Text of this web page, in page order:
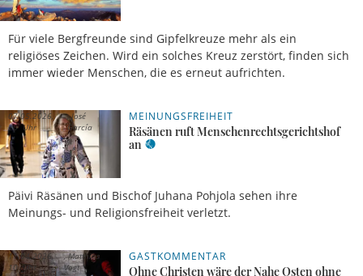
Für viele Bergfreunde sind Gipfelkreuze mehr als ein
religiöses Zeichen. Wird ein solches Kreuz zerstört, finden sich
immer wieder Menschen, die es erneut aufrichten.
MEINUNGSFREIHEIT
Räsänen ruft Menschenrechtsgerichtshof
an
Päivi Räsänen und Bischof Juhana Pohjola sehen ihre
Meinungs- und Religionsfreiheit verletzt.
07.05.2026,
20 Uhr
José
García
GASTKOMMENTAR
Ohne Christen wäre der Nahe Osten ohne
11.04.2026,
10 Uhr
Matthias
Vogt